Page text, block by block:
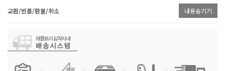
교환/반품/환불/취소 내용숨기기